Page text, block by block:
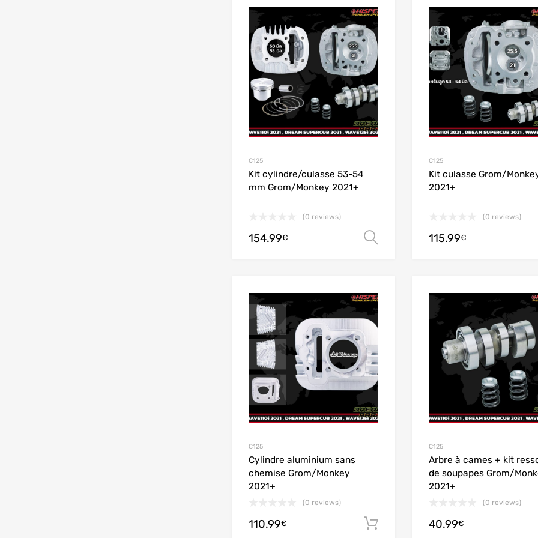
Add to Wishlist
Add to Compare
C125
Kit cylindre/culasse 53-54
mm Grom/Monkey 2021+
(0 reviews)
154.99€ Choix des options
C125
Kit culasse Grom/
2021+
(0 reviews)
115.99€
Add to Wishlist
Add to Compare
C125
Cylindre aluminium sans
chemise Grom/Monkey
2021+
(0 reviews)
110.99€ Ajouter au panier
C125
Arbre à cames + kit
de soupapes Grom/
2021+
(0 reviews)
40.99€